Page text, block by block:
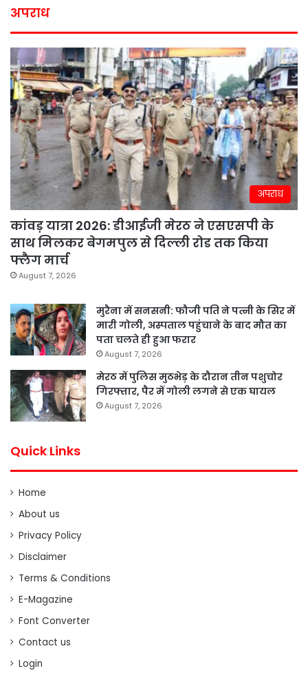
अपराध
अपराध
कांवड़ यात्रा 2026: डीआईजी मेरठ ने एसएसपी के
साथ मिलकर बेगमपुल से दिल्ली रोड तक किया
फ्लैग मार्च
August 7, 2026
मुरैना में सनसनी: फौजी पति ने पत्नी के सिर में
मारी गोली, अस्पताल पहुंचाने के बाद मौत का
पता चलते ही हुआ फरार
August 7, 2026
मेरठ में पुलिस मुठभेड़ के दौरान तीन पशुचोर
गिरफ्तार, पैर में गोली लगने से एक घायल
August 7, 2026
Quick Links
Home
About us
Privacy Policy
Disclaimer
Terms & Conditions
E-Magazine
Font Converter
Contact us
Login